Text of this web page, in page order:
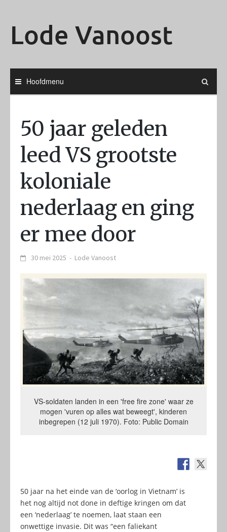
Lode Vanoost
Hoofdmenu
50 jaar geleden
leed VS grootste
koloniale
nederlaag en ging
er mee door
30 mei 2025 - Lode Vanoost
VS-soldaten landen in een 'free fire zone' waar ze
mogen 'vuren op alles wat beweegt', kinderen
inbegrepen (12 juli 1970). Foto: Public Domain
50 jaar na het einde van de ‘oorlog in Vietnam’ is
het nog altijd not done in deftige kringen om dat
een ‘nederlaag’ te noemen, laat staan een
onwettige invasie. Dit was “een faliekant